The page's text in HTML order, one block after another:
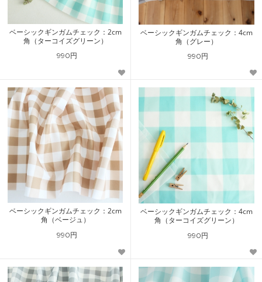
ベーシックギンガムチェック：2cm
角（ターコイズグリーン）
990円
ベーシックギンガムチェック：4cm
角（グレー）
990円
ベーシックギンガムチェック：2cm
角（ベージュ）
990円
ベーシックギンガムチェック：4cm
角（ターコイズグリーン）
990円